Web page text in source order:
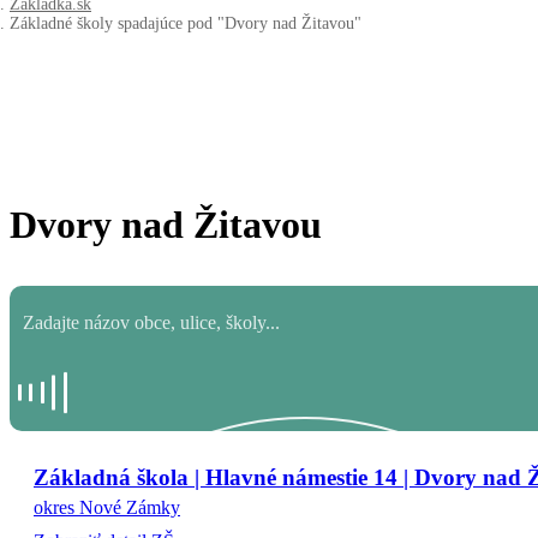
Zakladka.sk
Základné školy spadajúce pod "Dvory nad Žitavou"
Dvory nad Žitavou
Základná škola | Hlavné námestie 14 | Dvory nad
okres Nové Zámky